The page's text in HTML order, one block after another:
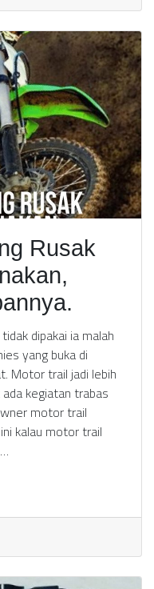
Rusak
dipakai ia malah
yang buka di
Motor trail jadi lebih
kegiatan trabas
motor trail
kalau motor trail